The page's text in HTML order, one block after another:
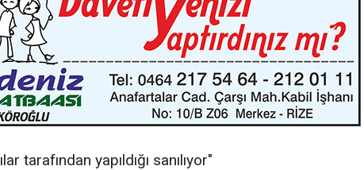
tarafından yapıldığı sanılıyor"